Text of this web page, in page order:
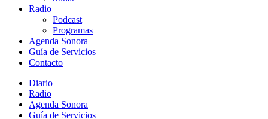
Radio
Podcast
Programas
Agenda Sonora
Guía de Servicios
Contacto
Diario
Radio
Agenda Sonora
Guía de Servicios